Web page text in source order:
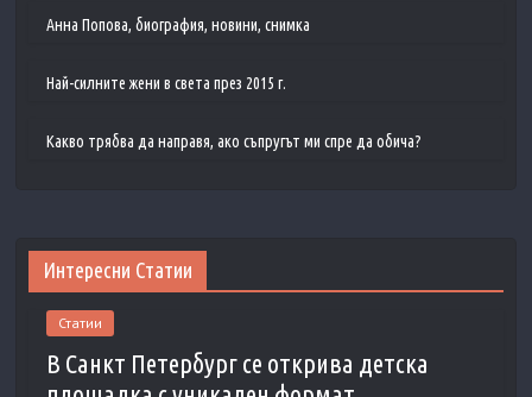
Анна Попова, биография, новини, снимка
Най-силните жени в света през 2015 г.
Какво трябва да направя, ако съпругът ми спре да обича?
Интересни Статии
Статии
В Санкт Петербург се открива детска